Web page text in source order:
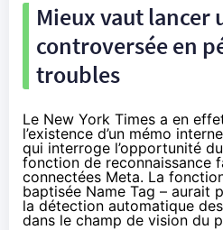
Mieux vaut lancer
controversée en
troubles
Le New York Times a en
l’existence d’un mémo
qui interroge l’opportunité
fonction de reconnaissance
connectées Meta. La
baptisée Name Tag – aurait
la détection automatique
dans le champ de vision du